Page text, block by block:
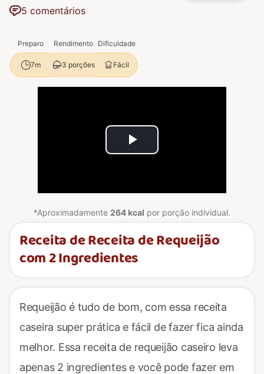
5 comentários
Preparo Rendimento Dificuldade
7m 3 porções Fácil
Play
*Aproximadamente 264 kcal por porção individual.
Receita de Receita de Requeijão
com 2 Ingredientes
Requeijão é tudo de bom, com essa receita
caseira super prática e fácil de fazer fica ainda
melhor. Essa receita de requeijão caseiro leva
apenas 2 ingredientes e você pode fazer em